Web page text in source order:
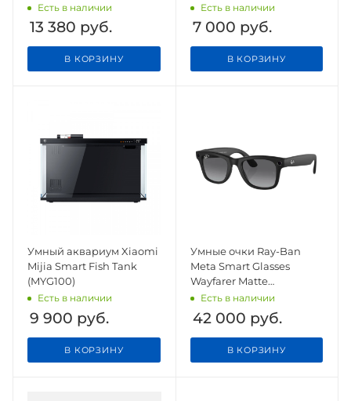
Есть в наличии
13 380 руб.
В КОРЗИНУ
Есть в наличии
7 000 руб.
В КОРЗИНУ
Умный аквариум Xiaomi
Mijia Smart Fish Tank
(MYG100)
Есть в наличии
9 900 руб.
В КОРЗИНУ
Умные очки Ray-Ban
Meta Smart Glasses
Wayfarer Matte
Black/Polar Gradient
Graphite Gen 2
Есть в наличии
42 000 руб.
В КОРЗИНУ